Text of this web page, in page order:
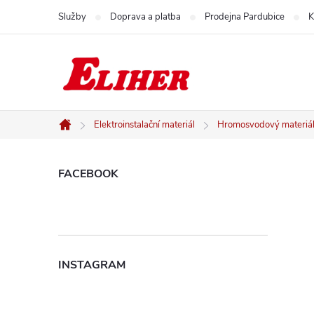
Služby Doprava a platba Prodejna Pardubice
Domů
Elektroinstalační materiál Hromosvodový materiál
P
s
FACEBOOK
INSTAGRAM